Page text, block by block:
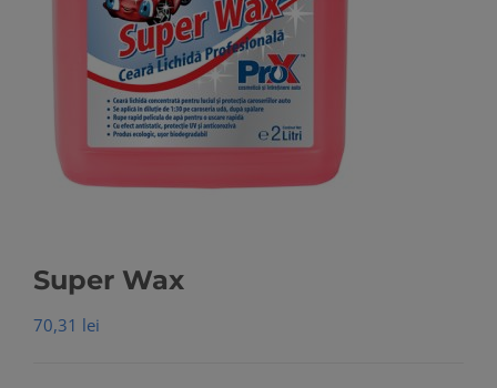
Super Wax
70,31 lei